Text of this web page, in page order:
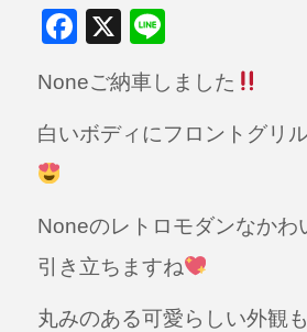
F
a
c
e
o
k
X Li
n
e
Noneご納車しました
白いボディにフロントグリ
Noneのレトロモダンなかわ
引き立ちますね
丸みのある可愛らしい外観